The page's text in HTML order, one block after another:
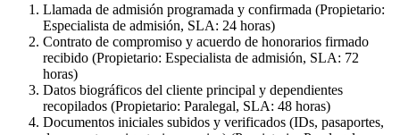
Llamada de admisión programada y confirmada (Propietario:
Especialista de admisión, SLA: 24 horas)
Contrato de compromiso y acuerdo de honorarios firmado
recibido (Propietario: Especialista de admisión, SLA: 72
horas)
Datos biográficos del cliente principal y dependientes
recopilados (Propietario: Paralegal, SLA: 48 horas)
Documentos iniciales subidos y verificados (IDs, pasaportes,